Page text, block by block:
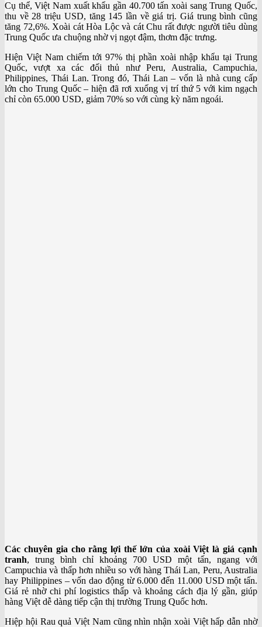
Cụ thể, Việt Nam xuất khẩu gần 40.700 tấn xoài sang Trung Quốc,
thu về 28 triệu USD, tăng 145 lần về giá trị. Giá trung bình cũng
tăng 72,6%. Xoài cát Hòa Lộc và cát Chu rất được người tiêu dùng
Trung Quốc ưa chuộng nhờ vị ngọt đậm, thơm đặc trưng.
Hiện Việt Nam chiếm tới 97% thị phần xoài nhập khẩu tại Trung
Quốc, vượt xa các đối thủ như Peru, Australia, Campuchia,
Philippines, Thái Lan. Trong đó, Thái Lan – vốn là nhà cung cấp
lớn cho Trung Quốc – hiện đã rơi xuống vị trí thứ 5 với kim ngạch
chỉ còn 65.000 USD, giảm 70% so với cùng kỳ năm ngoái.
Các chuyên gia cho rằng lợi thế lớn của xoài Việt là giá cạnh
tranh, trung bình chỉ khoảng 700 USD một tấn, ngang với
Campuchia và thấp hơn nhiều so với hàng Thái Lan, Peru, Australia
hay Philippines – vốn dao động từ 6.000 đến 11.000 USD một tấn.
Giá rẻ nhờ chi phí logistics thấp và khoảng cách địa lý gần, giúp
hàng Việt dễ dàng tiếp cận thị trường Trung Quốc hơn.
Hiệp hội Rau quả Việt Nam cũng nhìn nhận xoài Việt hấp dẫn nhờ